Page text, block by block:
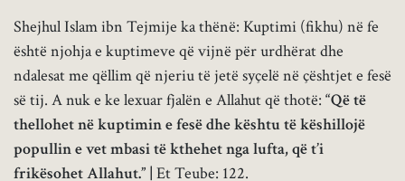
Shejhul Islam ibn Tejmije ka thënë: Kuptimi (fikhu) në fe
është njohja e kuptimeve që vijnë për urdhërat dhe
ndalesat me qëllim që njeriu të jetë syçelë në çështjet e fesë
së tij. A nuk e ke lexuar fjalën e Allahut që thotë: “Që të
thellohet në kuptimin e fesë dhe kështu të këshillojë
popullin e vet mbasi të kthehet nga lufta, që t’i
frikësohet Allahut.” | Et Teube: 122.